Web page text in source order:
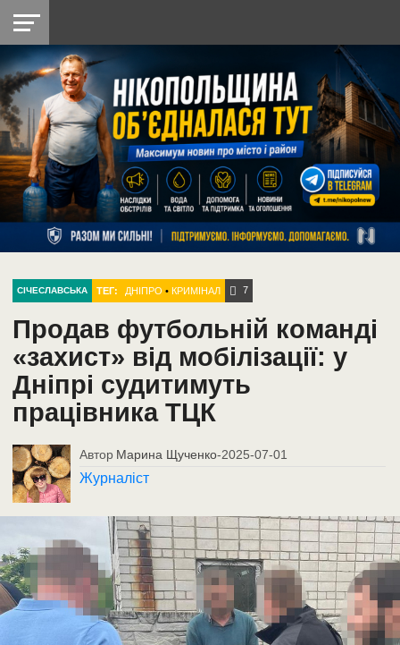
НІКОПОЛЬ
РАЙОН
СІЧЕСЛАВСЬКА
УКРАЇНА
РЕТРО
НІКОПОЛЬ
ЛАЙТ
УКРАЇНА
ДОПОМОГА
РАДІО
СІЧЕСЛАВСЬКА ТЕГ: ДНІПРО •КРИМІНАЛ 7
Продав футбольній команді
«захист» від мобілізації: у
Дніпрі судитимуть
працівника ТЦК
Автор Марина Щученко-2025-07-01
Журналіст